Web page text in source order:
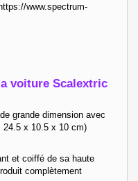
www.spectrum-
voiture Scalextric
de grande dimension avec
24.5 x 10.5 x 10 cm)
et coiffé de sa haute
complètement